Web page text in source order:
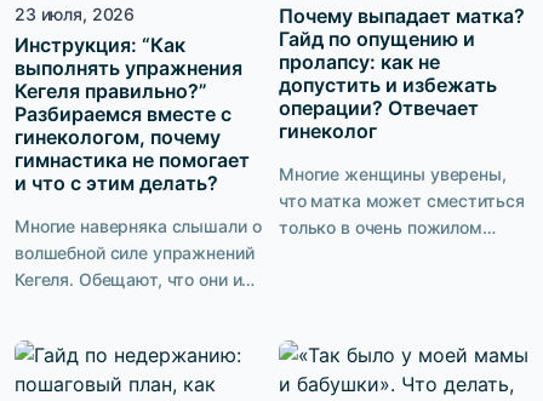
окружающие. Это ещё и то,
как […]
23 июля, 2026
Инструкция: “Как
выполнять упражнения
Кегеля правильно?”
Разбираемся вместе с
гинекологом, почему
гимнастика не помогает
и что с этим делать?
Многие наверняка слышали о
волшебной силе упражнений
Кегеля. Обещают, что они и
от недержания избавят.
Звучит идеально. Нет
Почему выпадает матка?
Гайд по опущению и
пролапсу: как не
допустить и избежать
операции? Отвечает
гинеколог
Многие женщины уверены,
что матка может сместиться
только в очень пожилом
раньше. Мы попросили
врача-гинеколога ответить